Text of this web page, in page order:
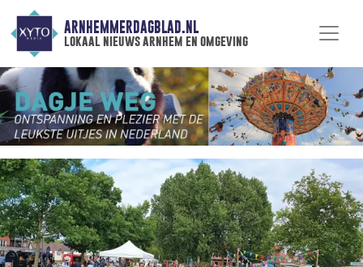
ARNHEMMERDAGBLAD.NL
lokaal nieuws arnhem en omgeving